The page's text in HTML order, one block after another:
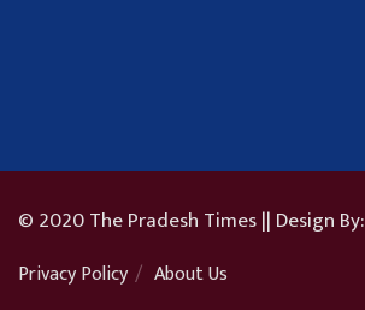
© 2020 The Pradesh Times || Design By:
Privacy Policy About Us